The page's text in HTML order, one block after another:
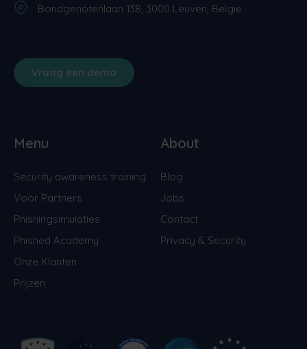
Bondgenotenlaan 138, 3000 Leuven, België
Vraag een demo
Menu
Security awareness training
Voor Partners
Phishingsimulaties
Phished Academy
Onze Klanten
Prijzen
About
Blog
Jobs
Contact
Privacy & Security